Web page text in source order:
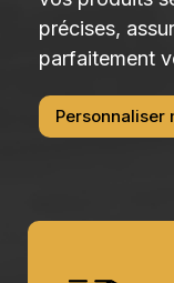
précises,
parfaitement
Personnaliser